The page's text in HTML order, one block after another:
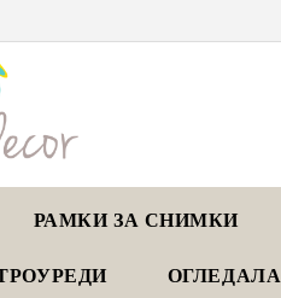
РАМКИ ЗА СНИМКИ
ОГЛЕДАЛА